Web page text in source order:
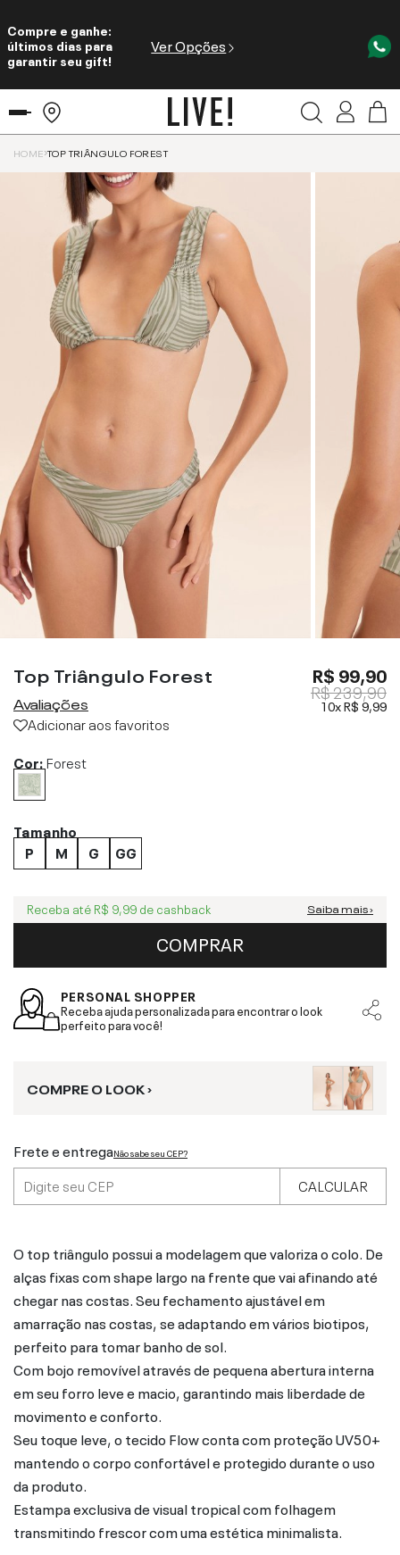
Compre e ganhe:
últimos dias para
garantir seu gift!
Ver Opções
HOME TOP TRIÂNGULO FOREST
Top Triângulo Forest
Avaliações
Adicionar aos favoritos
R$ 99,90
R$ 239,90
10xR$ 9,99
Cor:Forest
Tamanho
P
M G GG
Receba até R$ 9,99 de cashback Saiba mais ›
COMPRAR
PERSONAL SHOPPER
Receba ajuda personalizada para encontrar o look
perfeito para você!
COMPRE O LOOK ›
Frete e entregaNão sabe seu CEP?
CALCULAR
O top triângulo possui a modelagem que valoriza o colo. De
alças fixas com shape largo na frente que vai afinando até
chegar nas costas. Seu fechamento ajustável em
amarração nas costas, se adaptando em vários biotipos,
perfeito para tomar banho de sol.
Com bojo removível através de pequena abertura interna
em seu forro leve e macio, garantindo mais liberdade de
movimento e conforto.
Seu toque leve, o tecido Flow conta com proteção UV50+
mantendo o corpo confortável e protegido durante o uso
da produto.
Estampa exclusiva de visual tropical com folhagem
transmitindo frescor com uma estética minimalista.